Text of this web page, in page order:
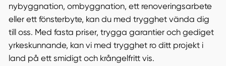
nybyggnation, ombyggnation, ett renoveringsarbete
eller ett fönsterbyte, kan du med trygghet vända dig
till oss. Med fasta priser, trygga garantier och gediget
yrkeskunnande, kan vi med trygghet ro ditt projekt i
land på ett smidigt och krångelfritt vis.